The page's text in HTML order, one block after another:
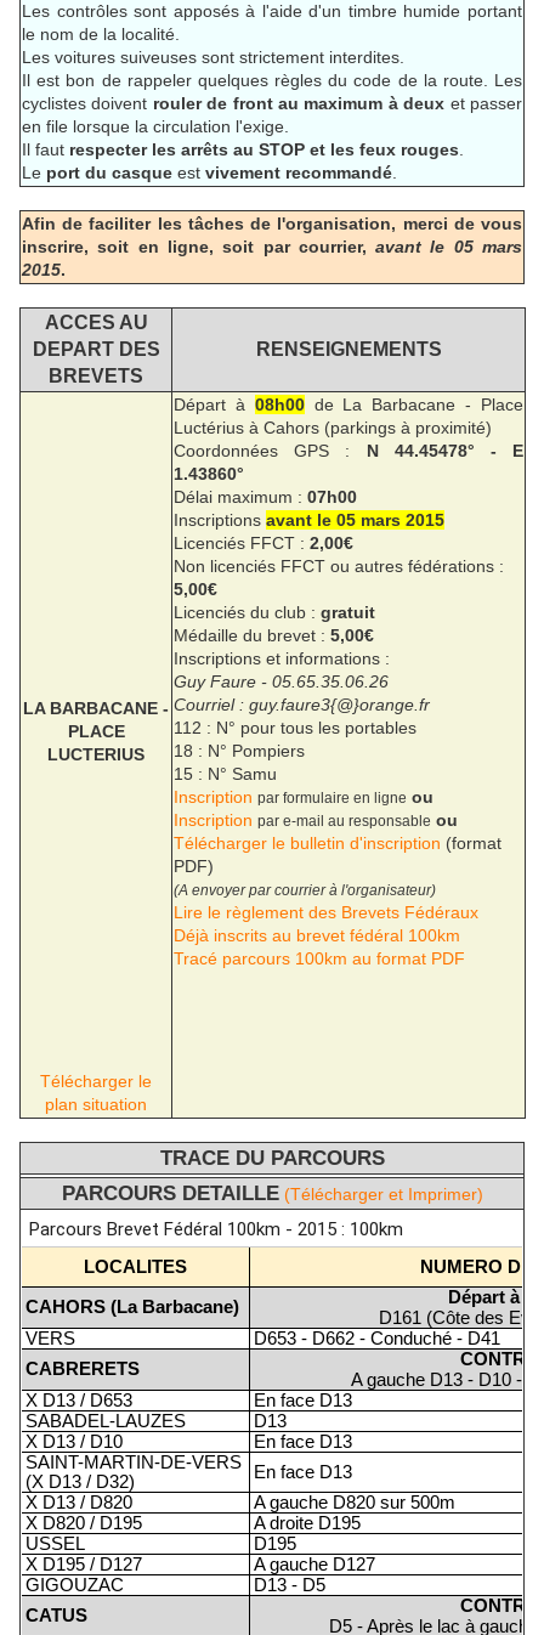
Les contrôles sont apposés à l'aide d'un timbre humide portant
le nom de la localité.
Les voitures suiveuses sont strictement interdites.
Il est bon de rappeler quelques règles du code de la route. Les
cyclistes doivent rouler de front au maximum à deux et passer
en file lorsque la circulation l'exige.
Il faut respecter les arrêts au STOP et les feux rouges
Le port du casque est vivement recommandé
Afin de faciliter les tâches de l'organisation, merci de vous
inscrire, soit en ligne, soit par courrier,avant le 05 mars
2015.
ACCES AU
DEPART DES
BREVETS
RENSEIGNEMENTS
LA BARBACANE -
PLACE
LUCTERIUS
Télécharger le
plan situation
Départ à 08h00de La Barbacane - Place
Luctérius à Cahors (parkings à proximité)
Coordonnées GPS : N 44.45478° - E
1.43860°
Délai maximum : 07h00
Inscriptions avant le 05 mars 2015
Licenciés FFCT : 2,00€
Non licenciés FFCT ou autres fédérations :
5,00€
Licenciés du club : gratuit
Médaille du brevet : 5,00€
Inscriptions et informations :
Guy Faure - 05.65.35.06.26
Courriel : guy.faure3{@}orange.fr
112 : N° pour tous les portables
18 : N° Pompiers
15 : N° Samu
Inscription par formulaire en ligne ou
Inscription par e-mail au responsable ou
Télécharger le bulletin d'inscription (format
PDF)
(A envoyer par courrier à l'organisateur)
Lire le règlement des Brevets Fédéraux
Déjà inscrits au brevet fédéral 100km
Tracé parcours 100km au format PDF
TRACE DU PARCOURS
PARCOURS DETAILLE (Télécharger et Imprimer)